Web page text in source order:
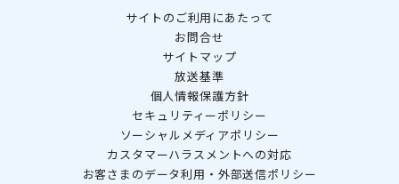
サイトのご利用にあたって
お問合せ
サイトマップ
放送基準
個人情報保護方針
セキュリティーポリシー
ソーシャルメディアポリシー
カスタマーハラスメントへの対応
お客さまのデータ利用・外部送信ポリシー